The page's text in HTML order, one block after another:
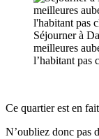
Séjourner à
meilleures
l’habitant pas
Ce quartier est en
N’oubliez donc pas